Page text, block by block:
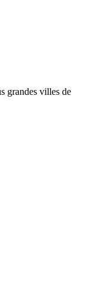
grandes villes de